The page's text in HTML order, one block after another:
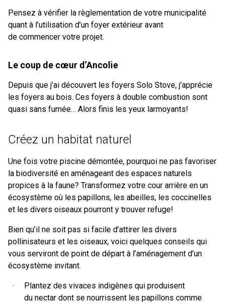
Pensez à vérifier la règlementation de votre municipalité
quant à l’utilisation d’un foyer extérieur avant
de commencer votre projet.
Le coup de cœur d’Ancolie
Depuis que j’ai découvert les foyers Solo Stove, j’apprécie
les foyers au bois. Ces foyers à double combustion sont
quasi sans fumée… Alors finis les yeux larmoyants!
Créez un habitat naturel
Une fois votre piscine démontée, pourquoi ne pas favoriser
la biodiversité en aménageant des espaces naturels
propices à la faune? Transformez votre cour arrière en un
écosystème où les papillons, les abeilles, les coccinelles
et les divers oiseaux pourront y trouver refuge!
Bien qu’il ne soit pas si facile d’attirer les divers
pollinisateurs et les oiseaux, voici quelques conseils qui
vous serviront de point de départ à l’aménagement d’un
écosystème invitant.
Plantez des vivaces indigènes qui produisent
du nectar dont se nourrissent les papillons comme